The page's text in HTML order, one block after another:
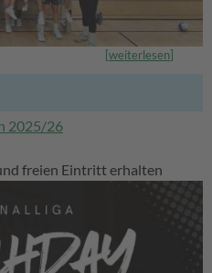
[weiterlesen]
2025/26
freien Eintritt erhalten